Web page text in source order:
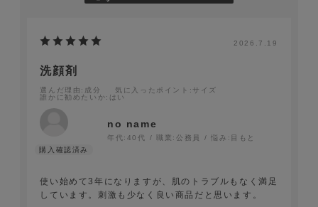
2026.7.19
洗顔剤
選んだ理由 :成分 気に入ったポイント :サイズ
誰かに勧めたいか :はい
no name
年代: 40代 職業: 公務員 悩み: 目もと
使い始めて3年になりますが、肌のトラブルもなく満足
しています。刺激も少なく良い商品だと思います。